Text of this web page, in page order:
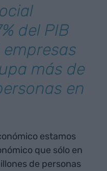
del PIB
más de
en
estamos
que sólo en
de personas